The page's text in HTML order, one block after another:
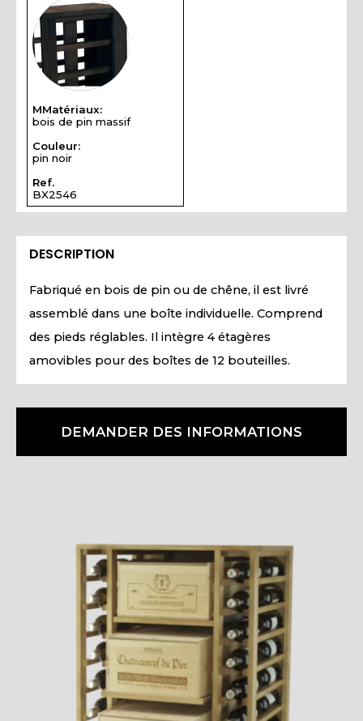
MMatériaux:
bois de pin massif
Couleur:
pin noir
Ref.
BX2546
DESCRIPTION
Fabriqué en bois de pin ou de chêne, il est livré
assemblé dans une boîte individuelle. Comprend
des pieds réglables. Il intègre 4 étagères
amovibles pour des boîtes de 12 bouteilles.
DEMANDER DES INFORMATIONS